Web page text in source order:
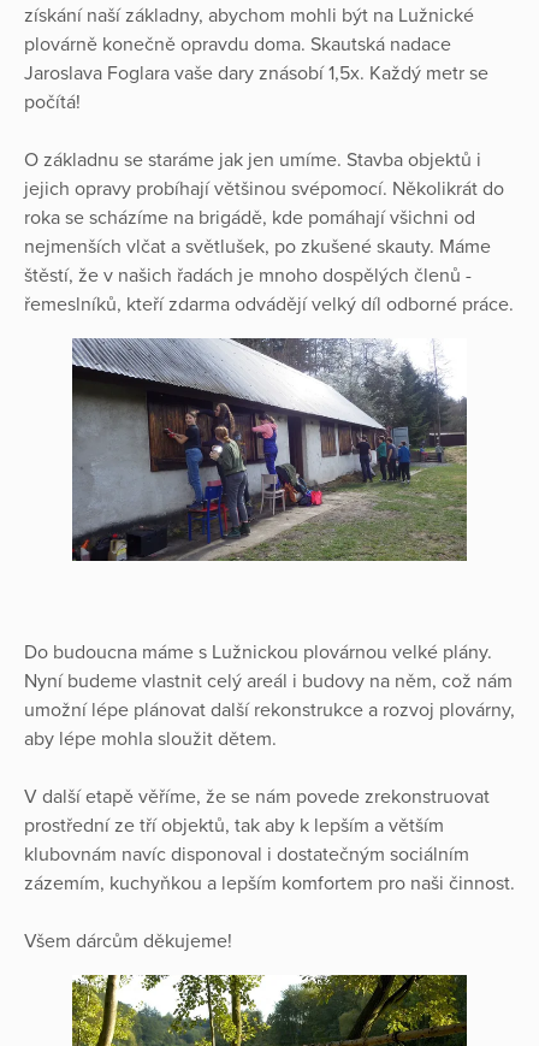
získání naší základny, abychom mohli být na Lužnické
plovárně konečně opravdu doma. Skautská nadace
Jaroslava Foglara vaše dary znásobí 1,5x. Každý metr se
počítá!
O základnu se staráme jak jen umíme. Stavba objektů i
jejich opravy probíhají většinou svépomocí. Několikrát do
roka se scházíme na brigádě, kde pomáhají všichni od
nejmenších vlčat a světlušek, po zkušené skauty. Máme
štěstí, že v našich řadách je mnoho dospělých členů -
řemeslníků, kteří zdarma odvádějí velký díl odborné práce.
Do budoucna máme s Lužnickou plovárnou velké plány.
Nyní budeme vlastnit celý areál i budovy na něm, což nám
umožní lépe plánovat další rekonstrukce a rozvoj plovárny,
aby lépe mohla sloužit dětem.
V další etapě věříme, že se nám povede zrekonstruovat
prostřední ze tří objektů, tak aby k lepším a větším
klubovnám navíc disponoval i dostatečným sociálním
zázemím, kuchyňkou a lepším komfortem pro naši činnost.
Všem dárcům děkujeme!